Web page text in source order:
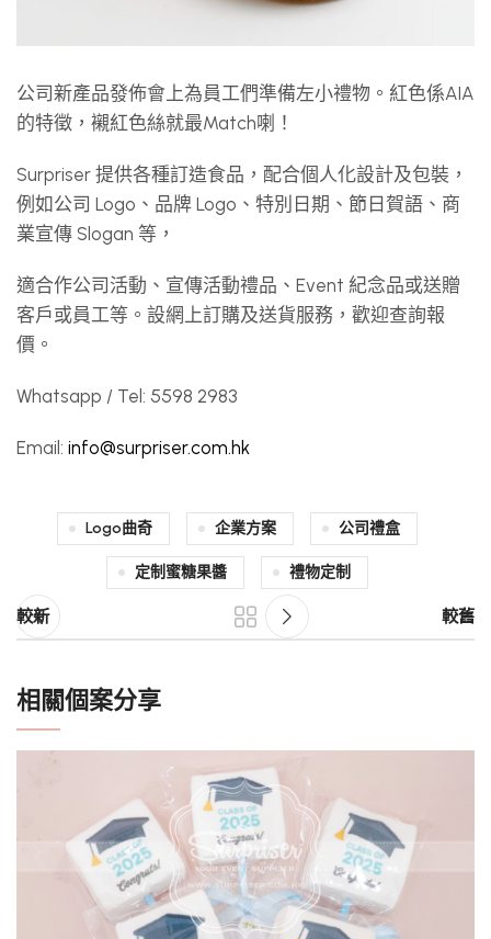
公司新產品發佈會上為員工們準備左小禮物。紅色係AIA
的特徵，襯紅色絲就最Match喇！
Surpriser 提供各種訂造食品，配合個人化設計及包裝，
例如公司 Logo、品牌 Logo、特別日期、節日賀語、商
業宣傳 Slogan 等，
適合作公司活動、宣傳活動禮品、Event 紀念品或送贈
客戶或員工等。設網上訂購及送貨服務，歡迎查詢報
價。
Whatsapp / Tel: 5598 2983
Email: info@surpriser.com.hk
Logo曲奇 企業方案 公司禮盒
定制蜜糖果醬 禮物定制
較新 較舊
相關個案分享